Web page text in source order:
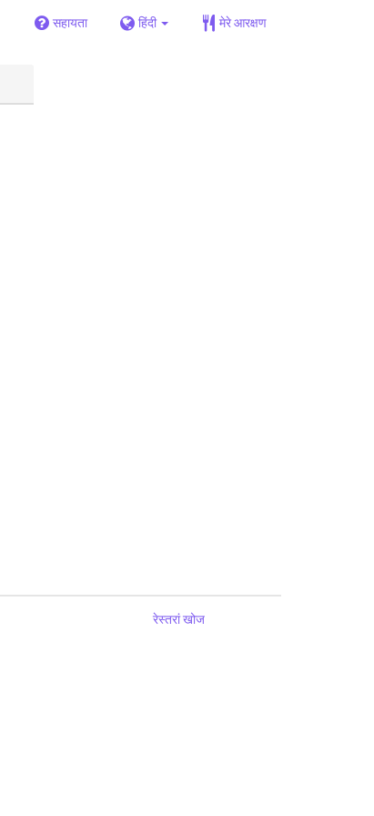
सहायता हिंदी मेरे आरक्षण
रेस्तरां खोज